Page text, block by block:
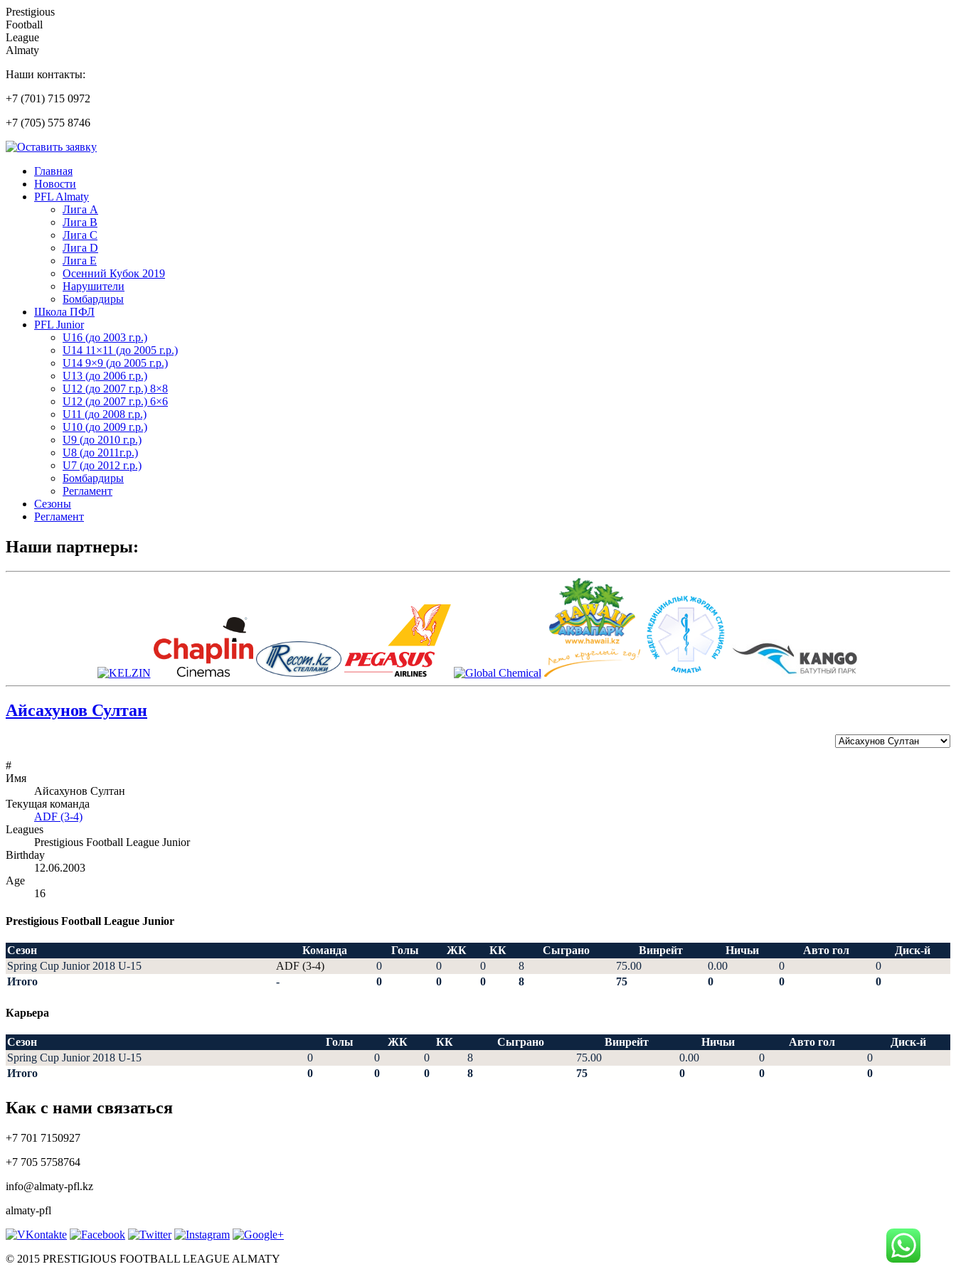
Prestigious
Football
League
Almaty
Наши контакты:
+7 (701) 715 0972
+7 (705) 575 8746
Главная
Новости
PFL Almaty
Лига A
Лига В
Лига С
Лига D
Лига Е
Осенний Кубок 2019
Нарушители
Бомбардиры
Школа ПФЛ
PFL Junior
U16 (до 2003 г.р.)
U14 11×11 (до 2005 г.р.)
U14 9×9 (до 2005 г.р.)
U13 (до 2006 г.р.)
U12 (до 2007 г.р.) 8×8
U12 (до 2007 г.р.) 6×6
U11 (до 2008 г.р.)
U10 (до 2009 г.р.)
U9 (до 2010 г.р.)
U8 (до 2011г.р.)
U7 (до 2012 г.р.)
Бомбардиры
Регламент
Сезоны
Регламент
Наши партнеры:
Айсахунов Султан
#
Имя
Айсахунов Султан
Текущая команда
ADF (3-4)
Leagues
Prestigious Football League Junior
Birthday
12.06.2003
Age
16
Prestigious Football League Junior
Сезон Команда Голы ЖК КК Сыграно Винрейт Ничьи Авто гол
Диск-й
Spring Cup Junior 2018 U-15
ADF (3-4) 0 0 0 8 75.00 0.00 0
0
Итого
- 0 0 0 8 75 0 0 0
Карьера
Сезон Голы ЖК КК Сыграно Винрейт Ничьи Авто гол
Диск-й
Spring Cup Junior 2018 U-15
0 0 0 8 75.00 0.00 0
0
Итого
0 0 0 8 75 0 0 0
Как с нами связаться
+7 701 7150927
+7 705 5758764
info@almaty-pfl.kz
almaty-pfl
© 2015 PRESTIGIOUS FOOTBALL LEAGUE ALMATY